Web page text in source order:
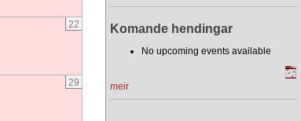
22
29
Komande hendingar
No upcoming events available
meir